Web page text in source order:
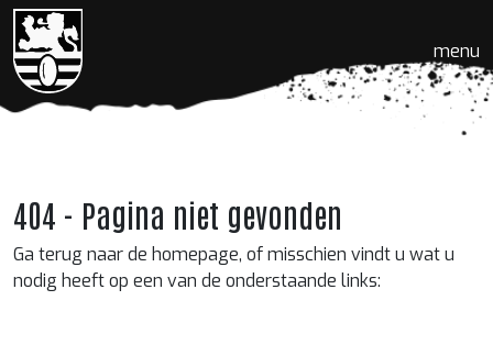
menu
404 - Pagina niet gevonden
Ga terug naar de homepage, of misschien vindt u wat u
nodig heeft op een van de onderstaande links: